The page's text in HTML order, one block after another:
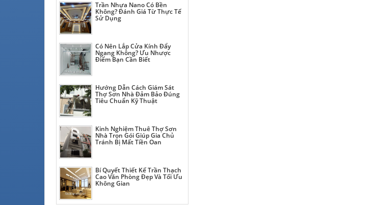
Trần Nhựa Nano Có Bền
Không? Đánh Giá Từ Thực Tế
Sử Dụng
Có Nên Lắp Cửa Kính Đẩy
Ngang Không? Ưu Nhược
Điểm Bạn Cần Biết
Hướng Dẫn Cách Giám Sát
Thợ Sơn Nhà Đảm Bảo Đúng
Tiêu Chuẩn Kỹ Thuật
Kinh Nghiệm Thuê Thợ Sơn
Nhà Trọn Gói Giúp Gia Chủ
Tránh Bị Mất Tiền Oan
Bí Quyết Thiết Kế Trần Thạch
Cao Văn Phòng Đẹp Và Tối Ưu
Không Gian